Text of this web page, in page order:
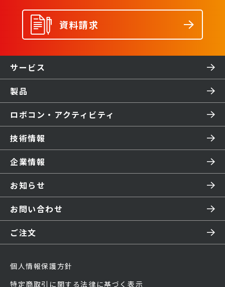
資料請求
サービス
製品
ロボコン・アクティビティ
技術情報
企業情報
お知らせ
お問い合わせ
ご注文
個人情報保護方針
特定商取引に関する法律に基づく表示